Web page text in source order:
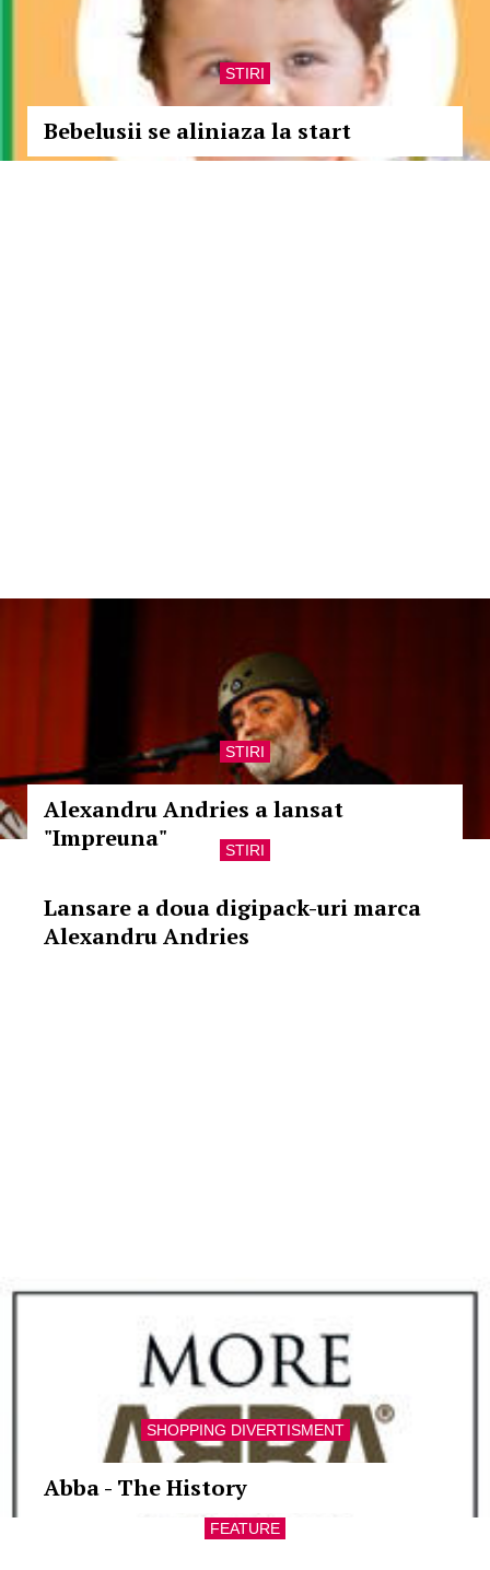
STIRI
Bebelusii se aliniaza la start
STIRI
Alexandru Andries a lansat
"Impreuna"
STIRI
Lansare a doua digipack-uri marca
Alexandru Andries
SHOPPING DIVERTISMENT
Abba - The History
FEATURE